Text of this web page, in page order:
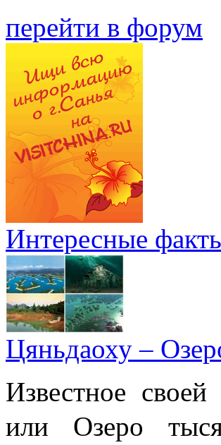
перейти в форум
Интересные
Цяньдаоху –
Известное
или Озеро